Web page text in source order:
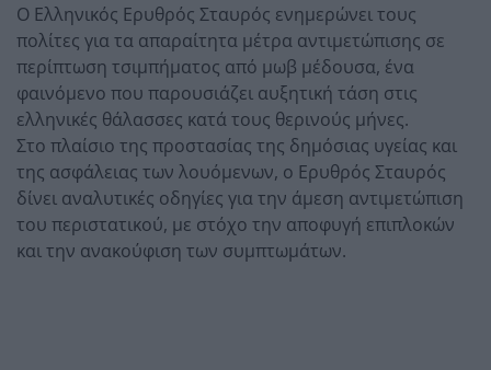
Ο Ελληνικός Ερυθρός Σταυρός ενημερώνει τους
πολίτες για τα απαραίτητα μέτρα αντιμετώπισης σε
περίπτωση τσιμπήματος από μωβ μέδουσα, ένα
φαινόμενο που παρουσιάζει αυξητική τάση στις
ελληνικές θάλασσες κατά τους θερινούς μήνες.
Στο πλαίσιο της προστασίας της δημόσιας υγείας και
της ασφάλειας των λουόμενων, ο Ερυθρός Σταυρός
δίνει αναλυτικές οδηγίες για την άμεση αντιμετώπιση
του περιστατικού, με στόχο την αποφυγή επιπλοκών
και την ανακούφιση των συμπτωμάτων.